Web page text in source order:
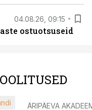
04.08.26, 09:15
ostuotsuseid
ÄRIPÄEVA